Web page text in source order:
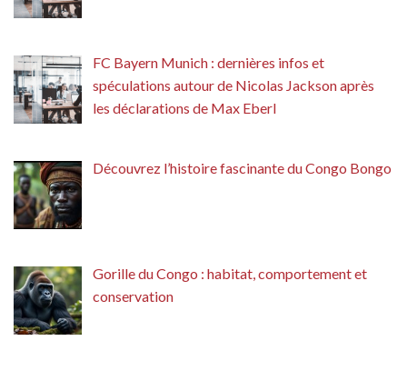
FC Bayern Munich : dernières infos et
spéculations autour de Nicolas Jackson après
les déclarations de Max Eberl
Découvrez l’histoire fascinante du Congo Bongo
Gorille du Congo : habitat, comportement et
conservation